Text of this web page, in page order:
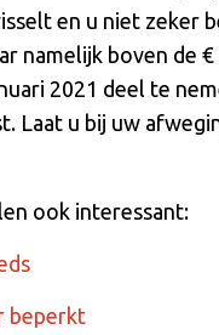
en u niet zeker
namelijk boven de
2021 deel te
Laat u bij uw
ook interessant:
beperkt